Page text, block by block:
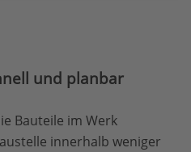
und planbar
Bauteile im Werk
innerhalb weniger